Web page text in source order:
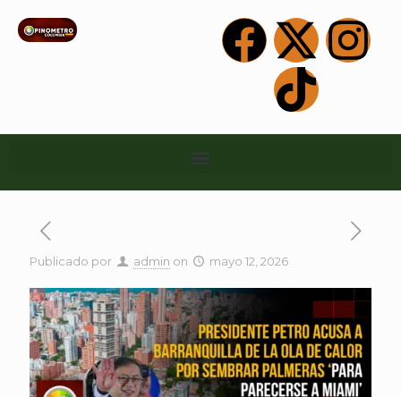
Publicado por admin on mayo 12, 2026